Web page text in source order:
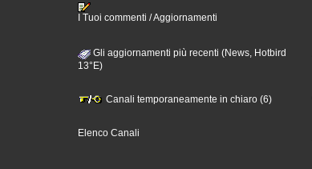
I Tuoi commenti / Aggiornamenti
Gli aggiornamenti più recenti (News, Hotbird
13°E)
Canali temporaneamente in chiaro (6)
Elenco Canali